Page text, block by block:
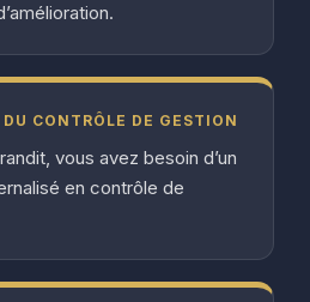
CONTRÔLE DE GESTION
vous avez besoin d’un
en contrôle de